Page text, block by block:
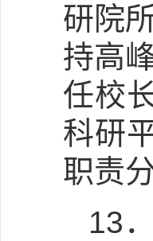
研院
持高
任校
科研
职责
13